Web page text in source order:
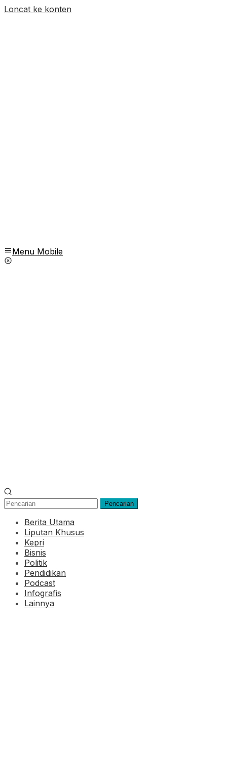
Loncat ke konten
Menu Mobile
Pencarian
Berita Utama
Liputan Khusus
Kepri
Bisnis
Politik
Pendidikan
Podcast
Infografis
Lainnya